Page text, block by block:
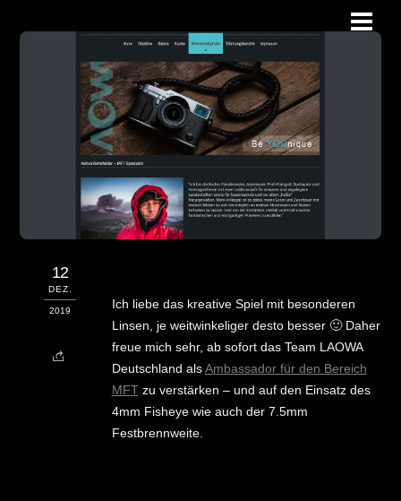
12
DEZ.
2019
Ich liebe das kreative Spiel mit besonderen
Linsen, je weitwinkeliger desto besser 🙂 Daher
freue mich sehr, ab sofort das Team LAOWA
Deutschland alsAmbassador für den Bereich
MFTzu verstärken – und auf den Einsatz des
4mm Fisheye wie auch der 7.5mm
Festbrennweite.